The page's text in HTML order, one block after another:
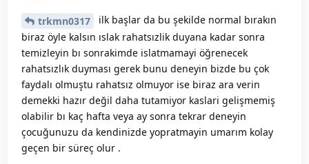
trkmn0317
ilk başlar da bu şekilde normal bırakın
biraz öyle kalsın ıslak rahatsızlik duyana kadar sonra
temizleyin bı sonrakimde islatmamayi öğrenecek
rahatsızlık duyması gerek bunu deneyin bizde bu çok
faydalı olmuştu rahatsız olmuyor ise biraz ara verin
demekki hazır değil daha tutamiyor kaslari gelişmemiş
olabilir bı kaç hafta veya ay sonra tekrar deneyin
çocuğunuzu da kendinizde yopratmayin umarım kolay
geçen bir süreç olur .